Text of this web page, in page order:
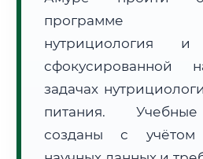
Расчет логистики оригиналов:
• Экспресс-доставка СДЭК / Почтой:5–7
программе
нутрициология и
сфокусированной
задачах
питания.
созданы с учётом